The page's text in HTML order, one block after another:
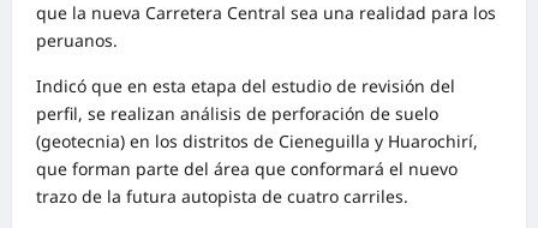
que la nueva Carretera Central sea una realidad para los
peruanos.
Indicó que en esta etapa del estudio de revisión del
perfil, se realizan análisis de perforación de suelo
(geotecnia) en los distritos de Cieneguilla y Huarochirí,
que forman parte del área que conformará el nuevo
trazo de la futura autopista de cuatro carriles.